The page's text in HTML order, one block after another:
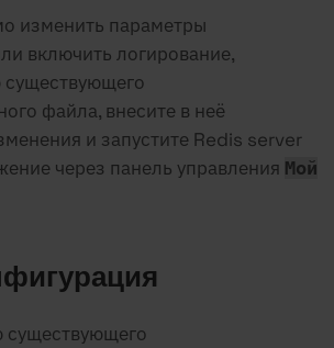
изменить параметры
включить логирование,
файла, внесите в неё
и запустите Redis server
через панель управления Мой
существующего